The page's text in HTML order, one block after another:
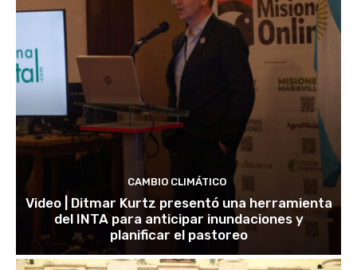
CAMBIO CLIMÁTICO
Video | Ditmar Kurtz presentó una herramienta
del INTA para anticipar inundaciones y
planificar el pastoreo